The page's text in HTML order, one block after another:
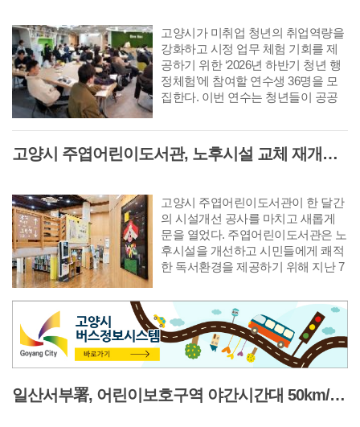
고양시가 미취업 청년의 취업역량을
강화하고 시정 업무 체험 기회를 제
공하기 위한 ‘2026년 하반기 청년 행
정체험’에 참여할 연수생 36명을 모
집한다. 이번 연수는 청년들이 공공
시정에 대한 이해를 높이고 향후 본
인의 진로를 탐색하는 데 도움을 주
기 위해 마련됐다.
고양시 주엽어린이도서관, 노후시설 교체 재개관 '다락·아기 독서공간 등 조성'
고양시 주엽어린이도서관이 한 달간
의 시설개선 공사를 마치고 새롭게
문을 열었다. 주엽어린이도서관은 노
후시설을 개선하고 시민들에게 쾌적
한 독서환경을 제공하기 위해 지난 7
사를 진행했다. 이번 공사를 통해 노
후 엘리베이터를 교체하고 외부 데크
와 화장실을 전면 정비했으며 자료실
과 공용공간의 내부 환경도 개선했
다. 또 어린이와 보호자, 장애인 등 다
할 수 있도록 화장실과 이동 동선을일산서부署, 어린이보호구역 야간시간대 50km/h 완화 '시간제 속도운영' 시행